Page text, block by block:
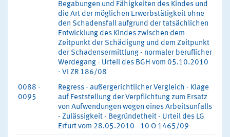
Begabungen und Fähigkeiten des Kindes und
die Art der möglichen Erwerbstätigkeit ohne
den Schadensfall aufgrund der tatsächlichen
Entwicklung des Kindes zwischen dem
Zeitpunkt der Schädigung und dem Zeitpunkt
der Schadensermittlung - normaler beruflicher
Werdegang - Urteil des BGH vom 05.10.2010
- VI ZR 186/08
0088 -
0095
Regress - außergerichtlicher Vergleich - Klage
auf Feststellung der Verpflichtung zum Ersatz
von Aufwendungen wegen eines Arbeitsunfalls
- Zulässigkeit - Begründetheit - Urteil des LG
Erfurt vom 28.05.2010 - 10 O 1465/09